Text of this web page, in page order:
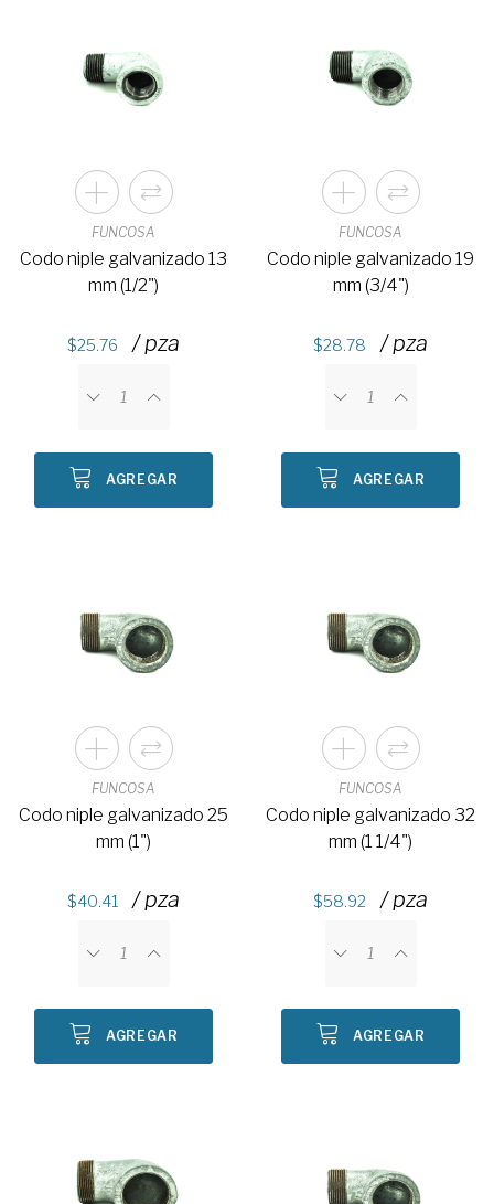
FUNCOSA
Codo niple galvanizado 13
mm (1/2")
25.76 / pza
AGREGAR
FUNCOSA
Codo niple galvanizado 19
mm (3/4")
28.78 / pza
AGREGAR
FUNCOSA
Codo niple galvanizado 25
mm (1")
40.41 / pza
AGREGAR
FUNCOSA
Codo niple galvanizado 32
mm (1 1/4")
58.92 / pza
AGREGAR